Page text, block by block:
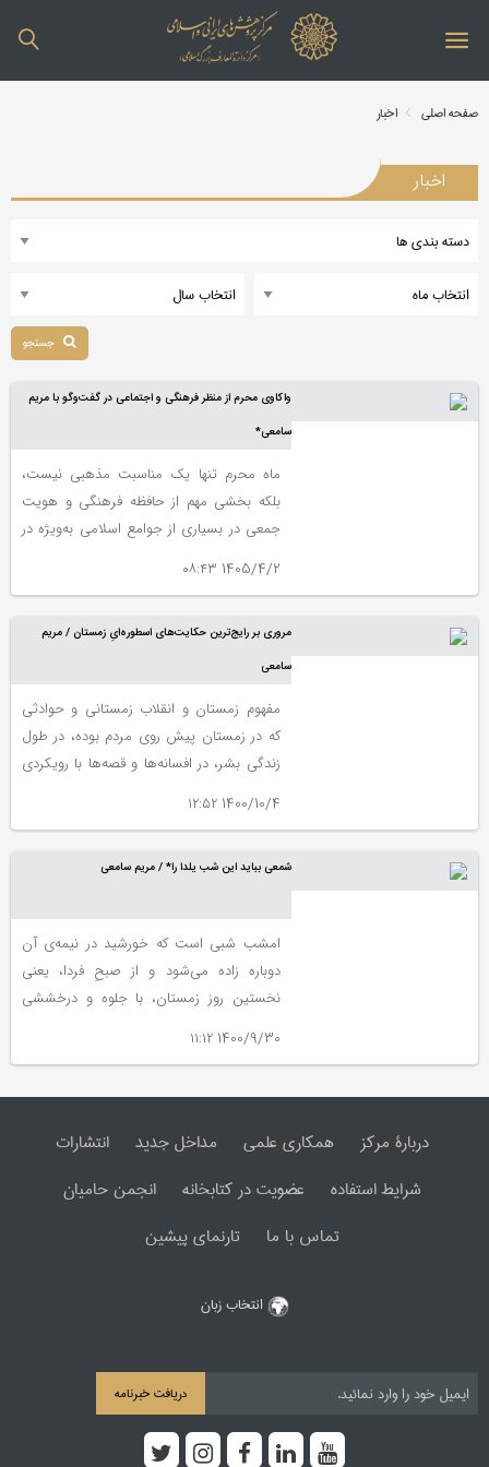
صفحه اصلی اخبار
اخبار
واکاوی محرم از منظر فرهنگی و اجتماعی در گفت‌وگو با مریم
سامعی*
ماه محرم تنها یک مناسبت مذهبی نیست،
بلکه بخشی مهم از حافظه فرهنگی و هویت
جمعی در بسیاری از جوامع اسلامی به‌ویژه در
فرهنگ فراهم می‌کند.
1405/4/2 ۰۸:۴۳
مروری بر رایج‌ترین حکایت‌های اسطوره‌ایِ زمستان / مریم
سامعی
مفهوم زمستان و انقلاب زمستانی و حوادثی
که در زمستان پیش روی مردم بوده، در طول
زندگی بشر، در افسانه‌ها و قصه‌ها با رویکردی
1400/10/4 ۱۲:۵۲
شمعی بباید این شب یلدا را* / مریم سامعی
امشب شبی است که خورشید در نیمه‌ی آن
دوباره زاده می‌شود و از صبحِ فردا، یعنی
نخستین روز زمستان، با جلوه و درخششی
1400/9/30 ۱۱:۱۲
دربارۀ مرکز همکاری علمی مداخل جدید
انتشارات
شرایط استفاده
عضویت در کتابخانه
انجمن حامیان
تماس با ما
تارنمای پیشین
انتخاب زبان
دریافت خبرنامه